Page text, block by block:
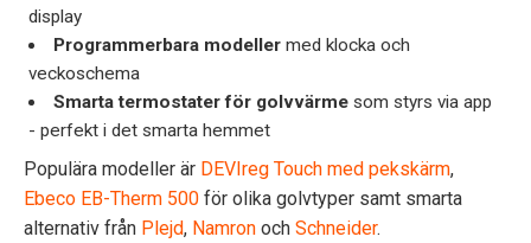
display
Programmerbara modeller med klocka och
veckoschema
Smarta termostater för golvvärme som styrs via app
- perfekt i det smarta hemmet
Populära modeller är DEVIreg Touch med pekskärm,
Ebeco EB-Therm 500 för olika golvtyper samt smarta
alternativ från Plejd, Namron och Schneider.